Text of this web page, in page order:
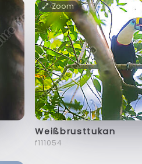
Zoom
Weißbrusttukan
f111054